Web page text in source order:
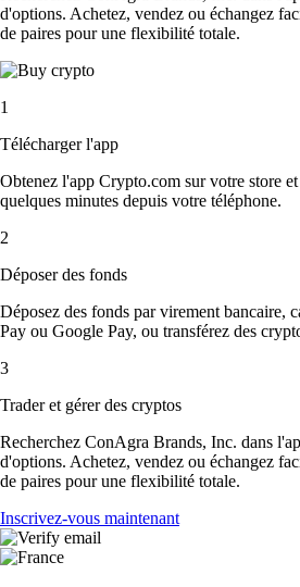
d'options. Achetez, vendez ou échangez
de paires pour une flexibilité totale.
1
Télécharger l'app
Obtenez l'app Crypto.com sur votre store
quelques minutes depuis votre téléphone.
2
Déposer des fonds
Déposez des fonds par virement bancaire,
Pay ou Google Pay, ou transférez des
3
Trader et gérer des cryptos
Recherchez ConAgra Brands, Inc. dans
d'options. Achetez, vendez ou échangez
de paires pour une flexibilité totale.
Inscrivez-vous maintenant